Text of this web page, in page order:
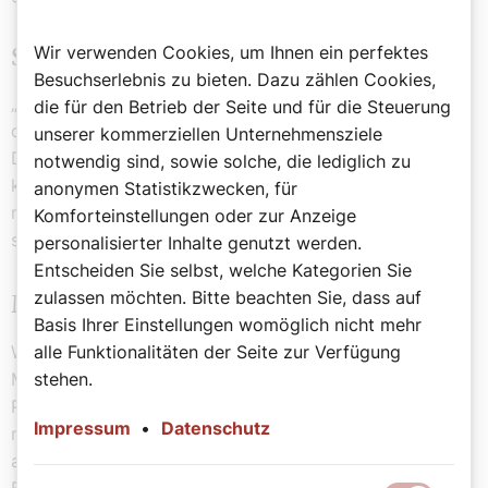
Singles leiden besonders
„Die Familien sind jetzt sehr herausgefordert, aber ganz
dramatisch ist jetzt die Situation der vielen Singles.
Diese sind am meisten in der Krise, beobachte ich. Sie
können ihren bisherigen Aktivitäten nicht mehr
nachgehen und es fällt ihnen die Decke auf den Kopf“,
sagt der Psychiater.
Menschen digital erreichen
Was kann da die Kirche jetzt tun, wie kann sie den
Menschen jetzt beistehen? „Aus meiner Sicht als
Psychiater kann ich nur sagen: Die Kirche ist dann am
nützlichsten, wenn sie die Lehre Christi unverkrampft,
aber auch unverfälscht verkündigt, ohne
Wir verwenden Cookies, um Ihnen ein perfektes
Besuchserlebnis zu bieten. Dazu zählen Cookies,
die für den Betrieb der Seite und für die Steuerung
unserer kommerziellen Unternehmensziele
notwendig sind, sowie solche, die lediglich zu
anonymen Statistikzwecken, für
Komforteinstellungen oder zur Anzeige
personalisierter Inhalte genutzt werden.
Entscheiden Sie selbst, welche Kategorien Sie
zulassen möchten. Bitte beachten Sie, dass auf
Basis Ihrer Einstellungen womöglich nicht mehr
alle Funktionalitäten der Seite zur Verfügung
stehen.
Impressum • Datenschutz